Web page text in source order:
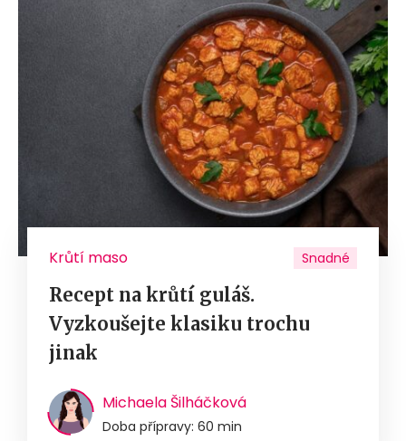
Krůtí maso Snadné
Recept na krůtí guláš.
Vyzkoušejte klasiku trochu
jinak
Michaela Šilháčková
Doba přípravy: 60 min